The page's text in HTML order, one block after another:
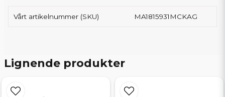
Vårt artikelnummer (SKU) MA1815931MCKAG
Lignende produkter